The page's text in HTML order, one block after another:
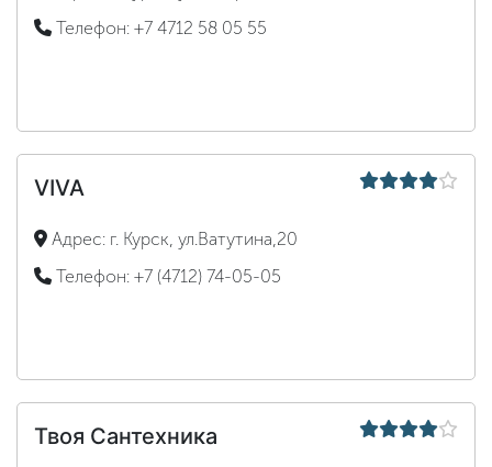
Телефон: +7 4712 58 05 55
VIVA
Адрес: г. Курск, ул.Ватутина,20
Телефон: +7 (4712) 74-05-05
Твоя Сантехника